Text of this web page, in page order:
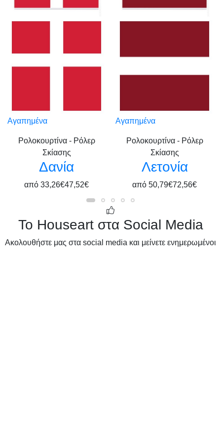
Αγαπημένα
Ρολοκουρτίνα - Ρόλερ
Σκίασης
Δανία
από 33,26€47,52€
Αγαπημένα
Ρολοκουρτίνα - Ρόλερ
Σκίασης
Λετονία
από 50,79€72,56€
Το Houseart στα Social Media
Ακολουθήστε μας στα social media και μείνετε ενημερωμένοι